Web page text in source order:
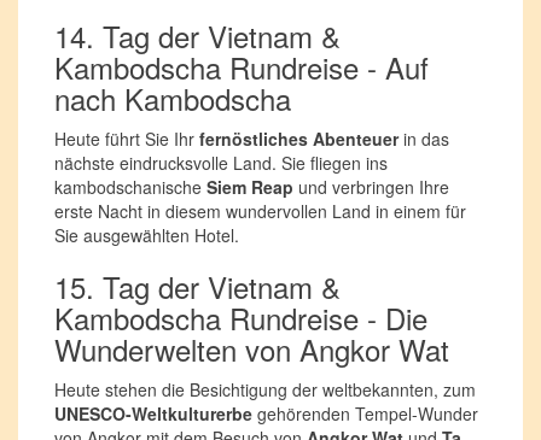
14. Tag der Vietnam &
Kambodscha Rundreise - Auf
nach Kambodscha
Heute führt Sie Ihr fernöstliches Abenteuerin das
nächste eindrucksvolle Land. Sie fliegen ins
kambodschanische Siem Reap und verbringen Ihre
erste Nacht in diesem wundervollen Land in einem für
Sie ausgewählten Hotel.
15. Tag der Vietnam &
Kambodscha Rundreise - Die
Wunderwelten von Angkor Wat
Heute stehen die Besichtigung der weltbekannten, zum
UNESCO-Weltkulturerbe gehörenden Tempel-Wunder